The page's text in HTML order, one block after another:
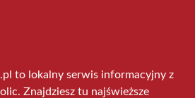
to lokalny serwis informacyjny z
Znajdziesz tu najświeższe